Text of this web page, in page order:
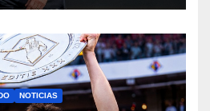
NOTICIAS